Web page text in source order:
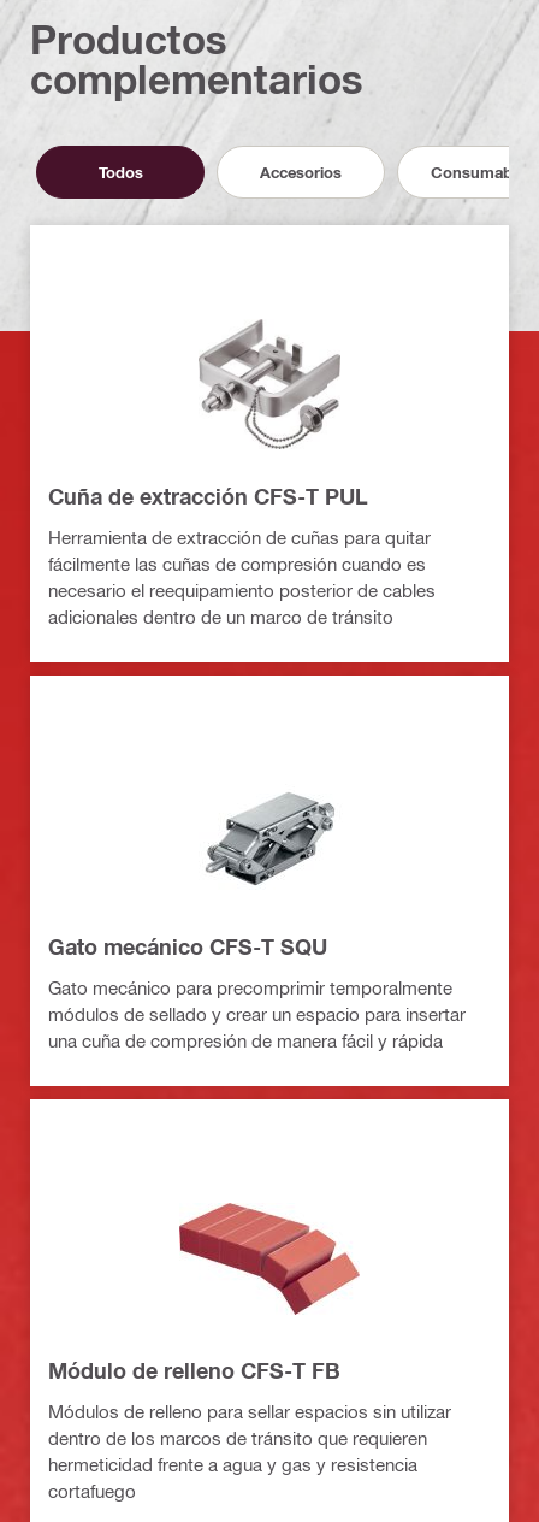
Productos
complementarios
Todos Accesorios Consumables
Cuña de extracción CFS-T PUL
Herramienta de extracción de cuñas para quitar
fácilmente las cuñas de compresión cuando es
necesario el reequipamiento posterior de cables
adicionales dentro de un marco de tránsito
Gato mecánico CFS-T SQU
Gato mecánico para precomprimir temporalmente
módulos de sellado y crear un espacio para insertar
una cuña de compresión de manera fácil y rápida
Módulo de relleno CFS-T FB
Módulos de relleno para sellar espacios sin utilizar
dentro de los marcos de tránsito que requieren
hermeticidad frente a agua y gas y resistencia
cortafuego